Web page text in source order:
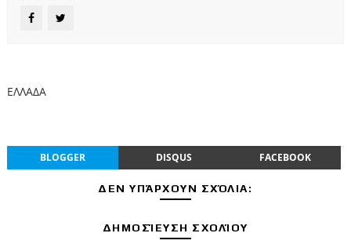
ΕΛΛΑΔΑ
BLOGGER DISQUS FACEBOOK
ΔΕΝ ΥΠΆΡΧΟΥΝ ΣΧΌΛΙΑ:
ΔΗΜΟΣΊΕΥΣΗ ΣΧΟΛΊΟΥ